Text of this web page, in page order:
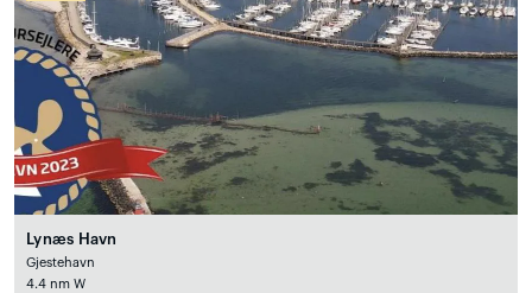
Lynæs Havn
Gjestehavn
4.4 nm W